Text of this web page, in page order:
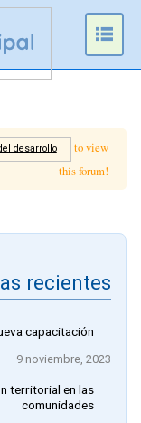
desarrollo
to view
this forum!
recientes
capacitación
9 noviembre, 2023
territorial en las
comunidades